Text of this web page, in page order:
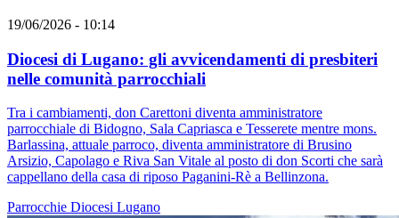
19/06/2026 - 10:14
Diocesi di Lugano: gli avvicendamenti di presbiteri
nelle comunità parrocchiali
Tra i cambiamenti, don Carettoni diventa amministratore
parrocchiale di Bidogno, Sala Capriasca e Tesserete mentre mons.
Barlassina, attuale parroco, diventa amministratore di Brusino
Arsizio, Capolago e Riva San Vitale al posto di don Scorti che sarà
cappellano della casa di riposo Paganini-Rè a Bellinzona.
Parrocchie Diocesi Lugano